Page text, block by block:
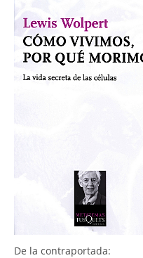
De la contraportada: